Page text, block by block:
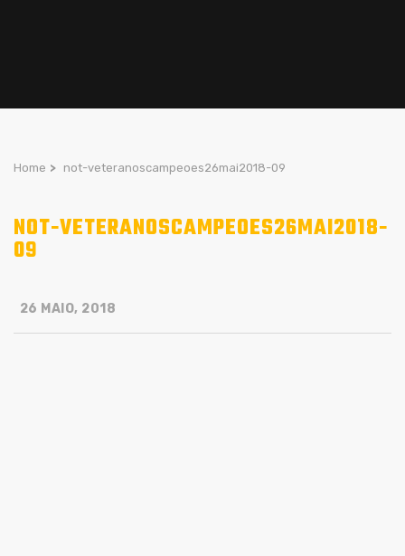
Home > not-veteranoscampeoes26mai2018-09
NOT-VETERANOSCAMPEOES26MAI2018-
09
26 MAIO, 2018